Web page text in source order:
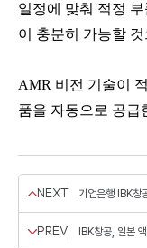
일정에 맞춰 적정
이 충분히 가능할
AMR 비전 기술이
품을 자동으로 공급
NEXT 기업은행 IBK창
PREV IBK창공, 일본